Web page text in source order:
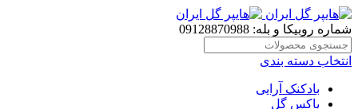
شماره روبیکا و بله: 09128870988
انتخاب دسته بندی
بادکنک آرایی
باکس گل